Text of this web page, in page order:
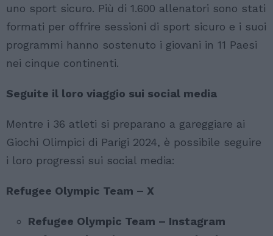
uno sport sicuro. Più di 1.600 allenatori sono stati
formati per offrire sessioni di sport sicuro e i suoi
programmi hanno sostenuto i giovani in 11 Paesi
nei cinque continenti.
Seguite il loro viaggio sui social media
Mentre i 36 atleti si preparano a gareggiare ai
Giochi Olimpici di Parigi 2024, è possibile seguire
i loro progressi sui social media:
Refugee Olympic Team – X
Refugee Olympic Team – Instagram